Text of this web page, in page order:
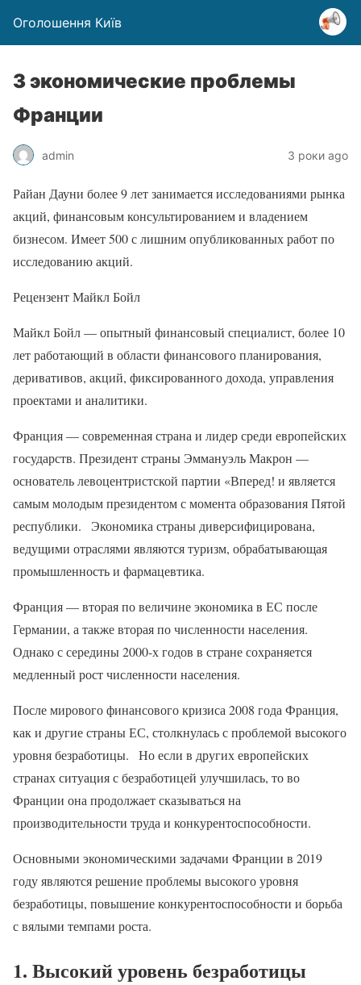
Оголошення Київ
3 экономические проблемы
Франции
admin 3 роки ago
Райан Дауни более 9 лет занимается исследованиями рынка
акций, финансовым консультированием и владением
бизнесом. Имеет 500 с лишним опубликованных работ по
исследованию акций.
Рецензент Майкл Бойл
Майкл Бойл — опытный финансовый специалист, более 10
лет работающий в области финансового планирования,
деривативов, акций, фиксированного дохода, управления
проектами и аналитики.
Франция — современная страна и лидер среди европейских
государств. Президент страны Эммануэль Макрон —
основатель левоцентристской партии «Вперед! и является
самым молодым президентом с момента образования Пятой
республики. Экономика страны диверсифицирована,
ведущими отраслями являются туризм, обрабатывающая
промышленность и фармацевтика.
Франция — вторая по величине экономика в ЕС после
Германии, а также вторая по численности населения.
Однако с середины 2000-х годов в стране сохраняется
медленный рост численности населения.
После мирового финансового кризиса 2008 года Франция,
как и другие страны ЕС, столкнулась с проблемой высокого
уровня безработицы. Но если в других европейских
странах ситуация с безработицей улучшилась, то во
Франции она продолжает сказываться на
производительности труда и конкурентоспособности.
Основными экономическими задачами Франции в 2019
году являются решение проблемы высокого уровня
безработицы, повышение конкурентоспособности и борьба
с вялыми темпами роста.
1. Высокий уровень безработицы